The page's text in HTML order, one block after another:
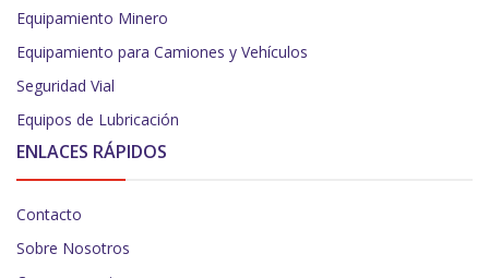
Equipamiento Minero
Equipamiento para Camiones y Vehículos
Seguridad Vial
Equipos de Lubricación
ENLACES RÁPIDOS
Contacto
Sobre Nosotros